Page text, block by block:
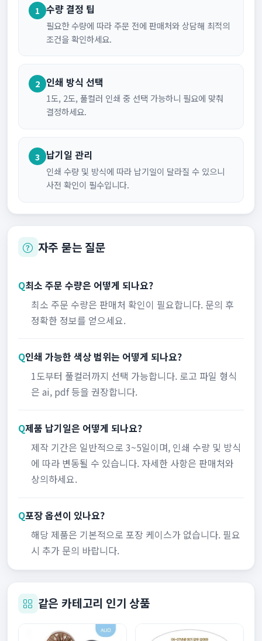
1 수량 결정 팁
필요한 수량에 따라 주문 전에 판매처와 상담해 최적의
조건을 확인하세요.
2 인쇄 방식 선택
1도, 2도, 풀컬러 인쇄 중 선택 가능하니 필요에 맞춰
결정하세요.
3 납기일 관리
인쇄 수량 및 방식에 따라 납기일이 달라질 수 있으니
사전 확인이 필수입니다.
자주 묻는 질문
Q최소 주문 수량은 어떻게 되나요?
최소 주문 수량은 판매처 확인이 필요합니다. 문의 후
정확한 정보를 얻으세요.
Q인쇄 가능한 색상 범위는 어떻게 되나요?
1도부터 풀컬러까지 선택 가능합니다. 로고 파일 형식
은 ai, pdf 등을 권장합니다.
Q제품 납기일은 어떻게 되나요?
제작 기간은 일반적으로 3~5일이며, 인쇄 수량 및 방식
에 따라 변동될 수 있습니다. 자세한 사항은 판매처와
상의하세요.
Q포장 옵션이 있나요?
해당 제품은 기본적으로 포장 케이스가 없습니다. 필요
시 추가 문의 바랍니다.
같은 카테고리 인기 상품